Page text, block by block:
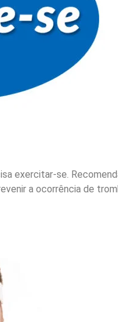
exercitar-se.
a ocorrência de